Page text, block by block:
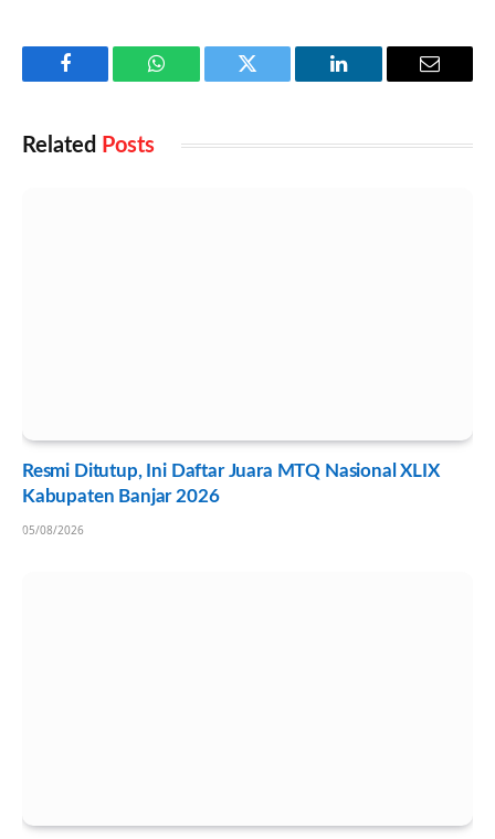
Facebook WhatsApp Twitter LinkedIn Email
Related Posts
Resmi Ditutup, Ini Daftar Juara MTQ Nasional XLIX
Kabupaten Banjar 2026
05/08/2026